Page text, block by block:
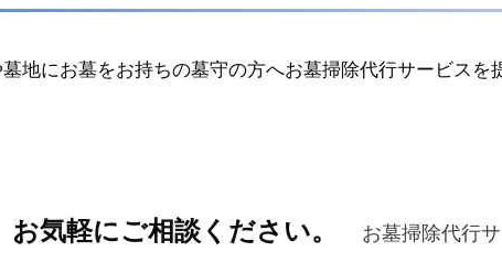
地にお墓をお持ちの墓守の方へお墓掃除代行サービスを
気軽にご相談ください。 お墓掃除代行